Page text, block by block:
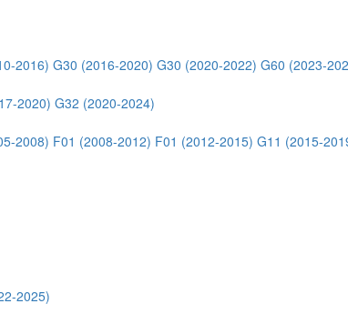
2016) G30 (2016-2020) G30 (2020-2022) G60 (2023-
2020) G32 (2020-2024)
2008) F01 (2008-2012) F01 (2012-2015) G11 (2015-
2025)